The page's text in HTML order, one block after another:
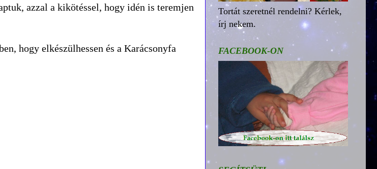
azzal a kikötéssel, hogy idén is teremjen
hogy elkészülhessen és a Karácsonyfa
Tortát szeretnél rendelni? Kérlek,
írj nekem.
FACEBOOK-ON